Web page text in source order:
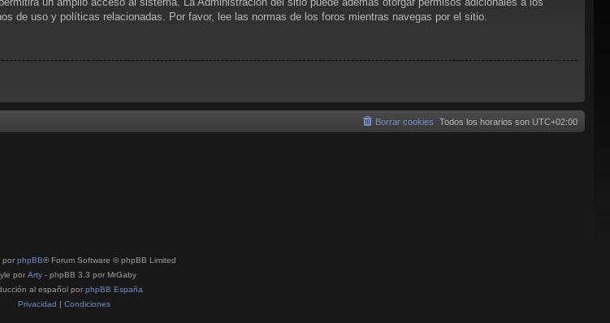
de uso y políticas relacionadas. Por favor, lee las normas de los foros mientras navegas por el sitio.
Todos los horarios son UTC+02:00
Borrar cookies
por phpBB® Forum Software © phpBB Limited
por Arty - phpBB 3.3 por MrGaby
al español por phpBB España
Privacidad | Condiciones